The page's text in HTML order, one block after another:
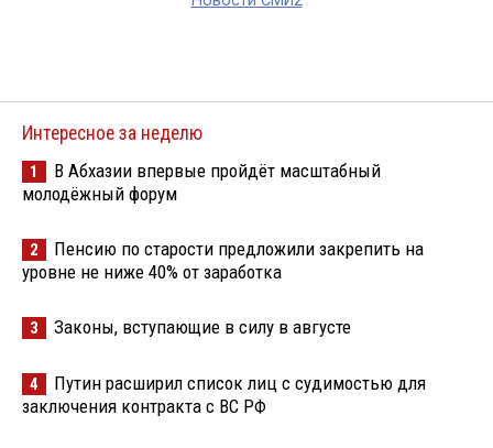
Интересное за неделю
1
В Абхазии впервые пройдёт масштабный
молодёжный форум
2
Пенсию по старости предложили закрепить на
уровне не ниже 40% от заработка
3 Законы, вступающие в силу в августе
4
Путин расширил список лиц с судимостью для
заключения контракта с ВС РФ